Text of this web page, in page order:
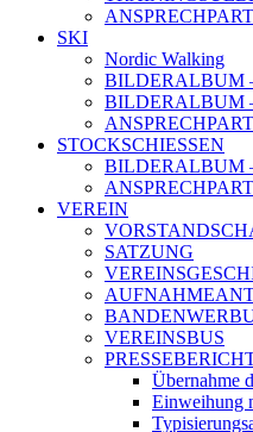
SKI
Nordic Walking
BILDERALBUM
BILDERALBUM
STOCKSCHIESSEN
BILDERALBUM
VEREIN
SATZUNG
VEREINSBUS
Übernahme
Einweihung